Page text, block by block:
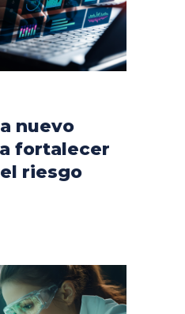
nuevo
fortalecer
riesgo